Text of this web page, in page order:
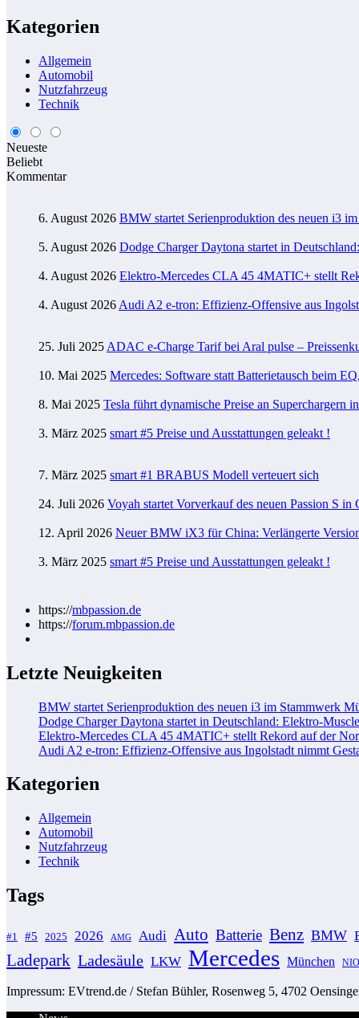
Kategorien
Allgemein
Automobil
Nutzfahrzeug
Technik
Neueste
Beliebt
Kommentar
6. August 2026 BMW startet Serienproduktion des neuen i3
5. August 2026 Dodge Charger Daytona startet in
4. August 2026 Elektro-Mercedes CLA 45 4MATIC+ stellt
4. August 2026 Audi A2 e-tron: Effizienz-Offensive aus
25. Juli 2025 ADAC e-Charge Tarif bei Aral pulse –
10. Mai 2025 Mercedes: Software statt Batterietausch beim
8. Mai 2025 Tesla führt dynamische Preise an Superchargern
3. März 2025 smart #5 Preise und Ausstattungen geleakt !
7. März 2025 smart #1 BRABUS Modell verteuert sich
24. Juli 2026 Voyah startet Vorverkauf des neuen Passion S in
12. April 2026 Neuer BMW iX3 für China: Verlängerte
3. März 2025 smart #5 Preise und Ausstattungen geleakt !
https://mbpassion.de
https://forum.mbpassion.de
Letzte Neuigkeiten
BMW startet Serienproduktion des neuen i3 im Stammwerk
Dodge Charger Daytona startet in Deutschland: Elektro-
Elektro-Mercedes CLA 45 4MATIC+ stellt Rekord auf der
Audi A2 e-tron: Effizienz-Offensive aus Ingolstadt nimmt
Kategorien
Allgemein
Automobil
Nutzfahrzeug
Technik
Tags
#1 #5 2025 2026 AMG Audi Auto Batterie Benz BMW
Ladepark Ladesäule LKW Mercedes München NIO
Impressum: EVtrend.de / Stefan Bühler, Rosenweg 5, 4702